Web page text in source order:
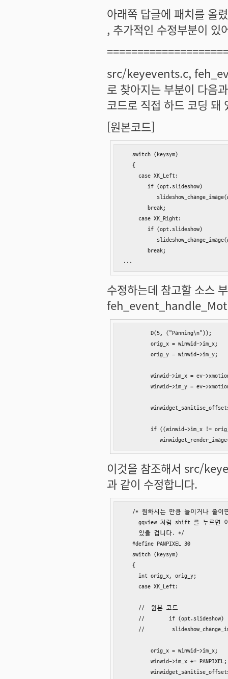
아래쪽 답글에 패치를 올
, 추가적인 수정부분이 있
src/keyevents.c,
로 찾아지는 부분이 다음
코드로 직접 하드 코딩 돼
[원본코드]
   switch (keysym)
   {
     case XK_Left:
        if (opt.slideshow)
        break;
     case XK_Right:
        if (opt.slideshow)
        break;
...
수정하는데 참고할 소스
         D(5, ("Panning\n"));
         orig_x = winwid->im_x;
         orig_y = winwid->im_y;
winwid->im_x = ev-
winwid->im_y = ev-
if ((winwid->im_x !=
이것을 참조해서 src/
과 같이 수정합니다.
/* 원하시는 만큼 늘이거나 줄이
gqview 처럼 shift 를 누르면
     있을 겁니다. */
   #define PANPIXEL 30
   switch (keysym)
   {
     int orig_x, orig_y;
     case XK_Left:
     //  원본 코드
     //        if (opt.slideshow)
//
         orig_x = winwid->im_x;
         winwid->im_x += PANPIXEL;